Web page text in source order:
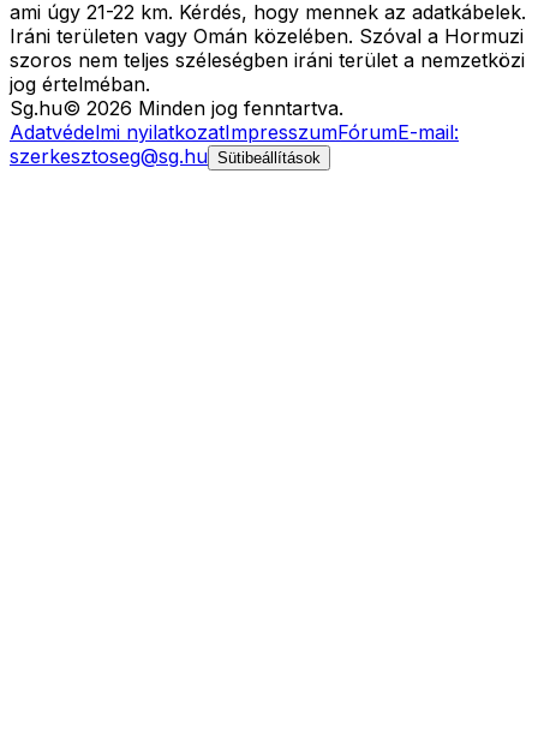
ami úgy 21-22 km. Kérdés, hogy mennek az adatkábelek.
Iráni területen vagy Omán közelében. Szóval a Hormuzi
szoros nem teljes széleségben iráni terület a nemzetközi
jog értelméban.
Sg.hu© 2026 Minden jog fenntartva.
Adatvédelmi nyilatkozatImpresszumFórumE-mail:
szerkesztoseg@sg.hu Sütibeállítások